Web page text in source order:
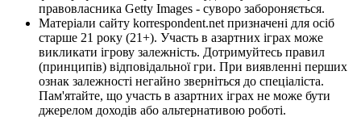
правовласника Getty Images - суворо забороняється.
Матеріали сайту korrespondent.net призначені для осіб
старше 21 року (21+). Участь в азартних іграх може
викликати ігрову залежність. Дотримуйтесь правил
(принципів) відповідальної гри. При виявленні перших
ознак залежності негайно зверніться до спеціаліста.
Пам'ятайте, що участь в азартних іграх не може бути
джерелом доходів або альтернативою роботі.